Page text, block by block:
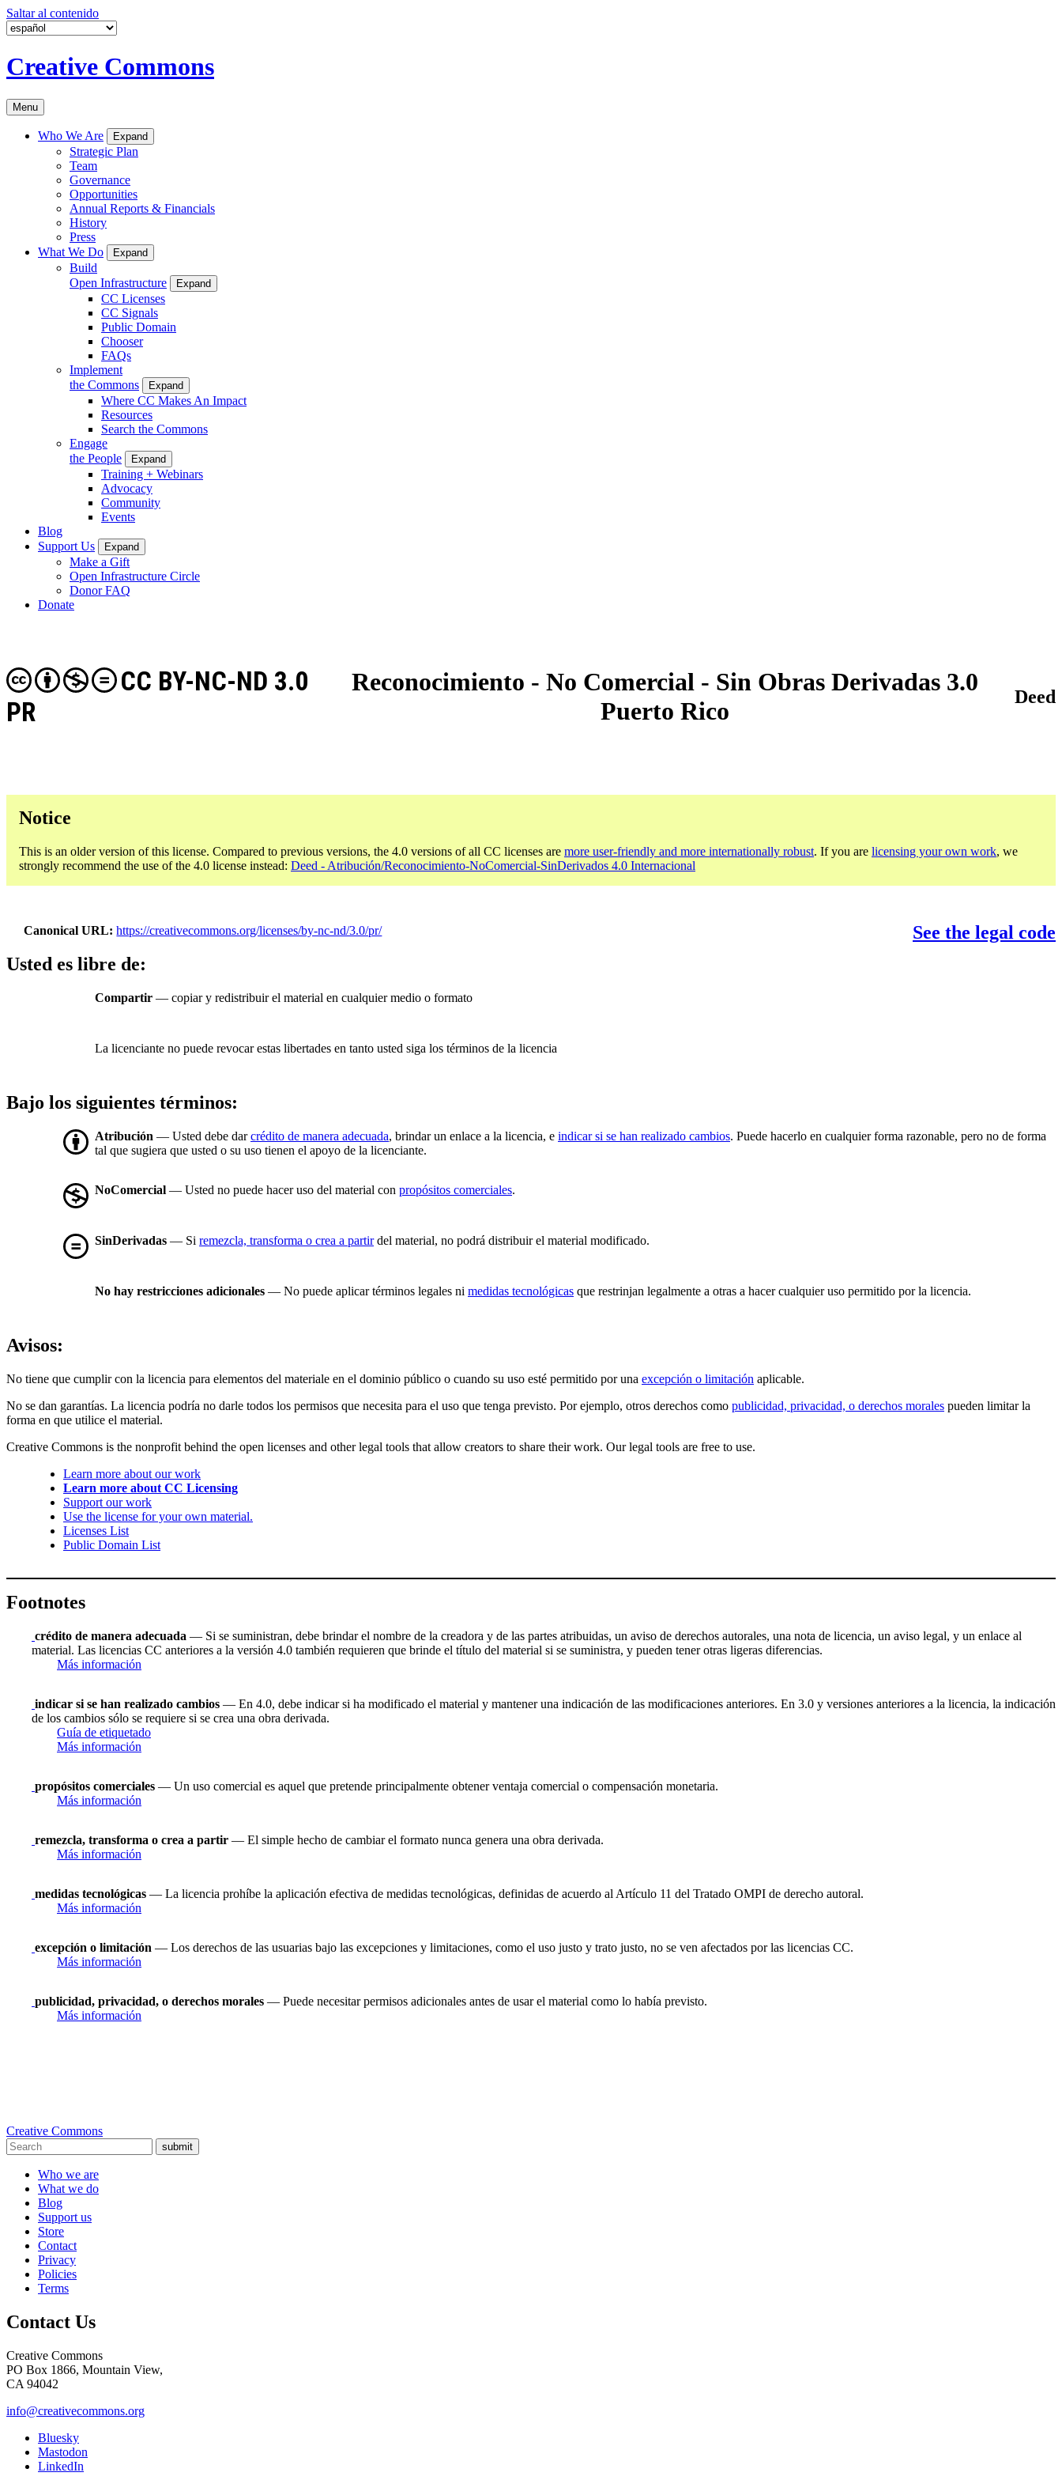
Saltar al contenido
Creative Commons
Menu
Who We Are Expand
Strategic Plan
Team
Governance
Opportunities
Annual Reports & Financials
History
Press
What We Do
Expand
Build
Open Infrastructure
Expand
CC Licenses
CC Signals
Public Domain
Chooser
FAQs
Implement
the Commons
Expand
Where CC Makes An Impact
Resources
Search the Commons
Engage
the People
Expand
Training + Webinars
Advocacy
Community
Events
Blog
Support Us
Expand
Make a Gift
Open Infrastructure Circle
Donor FAQ
Donate
Reconocimiento - No Comercial - Sin Obras Derivadas 3.0
Puerto Rico
CC BY-NC-ND 3.0
PR
Deed
Notice
This is an older version of this license. Compared to previous versions, the 4.0 versions of all CC licenses are more user-friendly and more internationally robust. If you are licensing your own work, we
strongly recommend the use of the 4.0 license instead: Deed - Atribución/Reconocimiento-NoComercial-SinDerivados 4.0 Internacional
Canonical URL https://creativecommons.org/licenses/by-nc-nd/3.0/pr/
See the legal code
Usted es libre de:
Compartir — copiar y redistribuir el material en cualquier medio o formato
La licenciante no puede revocar estas libertades en tanto usted siga los términos de la licencia
Bajo los siguientes términos:
Atribución — Usted debe darcrédito de manera adecuada, brindar un enlace a la licencia, e indicar si se han realizado cambios. Puede hacerlo en cualquier forma razonable, pero no de forma
tal que sugiera que usted o su uso tienen el apoyo de la licenciante.
NoComercial — Usted no puede hacer uso del material con propósitos comerciales.
SinDerivadas — Si remezcla, transforma o crea a partirdel material, no podrá distribuir el material modificado.
No hay restricciones adicionales — No puede aplicar términos legales ni medidas tecnológicas que restrinjan legalmente a otras a hacer cualquier uso permitido por la licencia.
Avisos:
No tiene que cumplir con la licencia para elementos del materiale en el dominio público o cuando su uso esté permitido por una excepción o limitación aplicable.
No se dan garantías. La licencia podría no darle todos los permisos que necesita para el uso que tenga previsto. Por ejemplo, otros derechos como publicidad, privacidad, o derechos morales pueden limitar la
forma en que utilice el material.
Creative Commons is the nonprofit behind the open licenses and other legal tools that allow creators to share their work. Our legal tools are free to use.
Learn more about our work
Learn more about CC Licensing
Support our work
Use the license for your own material.
Licenses List
Public Domain List
Footnotes
crédito de manera adecuada — Si se suministran, debe brindar el nombre de la creadora y de las partes atribuidas, un aviso de derechos autorales, una nota de licencia, un aviso legal, y un enlace al
material. Las licencias CC anteriores a la versión 4.0 también requieren que brinde el título del material si se suministra, y pueden tener otras ligeras diferencias.
Más información
indicar si se han realizado cambios — En 4.0, debe indicar si ha modificado el material y mantener una indicación de las modificaciones anteriores. En 3.0 y versiones anteriores a la licencia, la indicación
de los cambios sólo se requiere si se crea una obra derivada.
Guía de etiquetado
Más información
propósitos comerciales — Un uso comercial es aquel que pretende principalmente obtener ventaja comercial o compensación monetaria.
Más información
remezcla, transforma o crea a partir — El simple hecho de cambiar el formato nunca genera una obra derivada.
Más información
medidas tecnológicas — La licencia prohíbe la aplicación efectiva de medidas tecnológicas, definidas de acuerdo al Artículo 11 del Tratado OMPI de derecho autoral.
Más información
excepción o limitación — Los derechos de las usuarias bajo las excepciones y limitaciones, como el uso justo y trato justo, no se ven afectados por las licencias CC.
Más información
publicidad, privacidad, o derechos morales — Puede necesitar permisos adicionales antes de usar el material como lo había previsto.
Más información
Creative Commons
submit
Who we are
What we do
Blog
Support us
Store
Contact
Privacy
Policies
Terms
Contact Us
Creative Commons
PO Box 1866, Mountain View,
CA 94042
info@creativecommons.org
Bluesky
Mastodon
LinkedIn